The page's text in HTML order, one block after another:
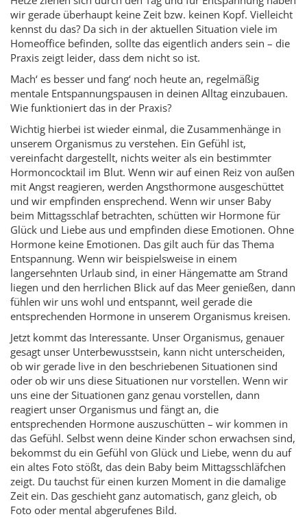
wir gerade überhaupt keine Zeit bzw. keinen Kopf. Vielleicht
kennst du das? Da sich in der aktuellen Situation viele im
Homeoffice befinden, sollte das eigentlich anders sein – die
Praxis zeigt leider, dass dem nicht so ist.
Mach‘ es besser und fang‘ noch heute an, regelmäßig
mentale Entspannungspausen in deinen Alltag einzubauen.
Wie funktio­niert das in der Praxis?
Wichtig hierbei ist wieder einmal, die Zusammenhänge in
unserem Organismus zu verstehen. Ein Gefühl ist,
vereinfacht dargestellt, nichts weiter als ein bestimmter
Hormoncocktail im Blut. Wenn wir auf einen Reiz von außen
mit Angst reagieren, werden Angsthormone ausgeschüttet
und wir empfinden ensprechend. Wenn wir unser Baby
beim Mittagsschlaf betrachten, schütten wir Hormone für
Glück und Liebe aus und em­pfinden diese Emotionen. Ohne
Hormone keine Emotionen. Das gilt auch für das Thema
Entspannung. Wenn wir beispielsweise in einem
langersehnten Urlaub sind, in einer Hängematte am Strand
liegen und den herrlichen Blick auf das Meer genießen, dann
fühlen wir uns wohl und entspannt, weil gerade die
entsprechenden Hormone in unserem Organismus kreisen.
Jetzt kommt das Interessante. Unser Organismus, genauer
gesagt unser Unterbewusstsein, kann nicht unterscheiden,
ob wir gerade live in den beschriebenen Situationen sind
oder ob wir uns diese Situationen nur vorstellen. Wenn wir
uns eine der Situationen ganz genau vorstellen, dann
reagiert unser Organismus und fängt an, die
entsprechenden Hormone auszuschütten – wir kommen in
das Gefühl. Selbst wenn deine Kinder schon erwachsen sind,
bekommst du ein Gefühl von Glück und Liebe, wenn du auf
ein altes Foto stößt, das dein Baby beim Mittagsschläfchen
zeigt. Du tauchst für einen kurzen Moment in die damalige
Zeit ein. Das geschieht ganz automatisch, ganz gleich, ob
Foto oder mental abgerufenes Bild.